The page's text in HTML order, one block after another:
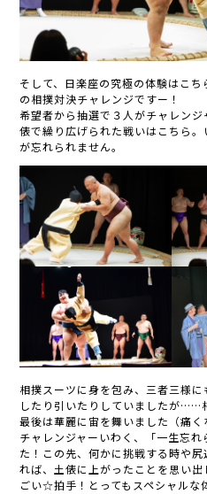
そして、日楽座の究極の体験はこち
の相撲対決チャレンジですー！
希望者から抽選で３人がチャレンジ
俵で繰り広げられた戦いはこちら
が忘れられません。
相撲スーツに身を包み、三者三様
したり引いたりしていましたが……
最後は華麗に宙を舞いました（痛く
チャレンジャーいわく、「一生忘れ
た！この先、何かに挑戦する時や
れば、土俵に上がったことを思い
ごい☆拍手！とってもスペシャルな